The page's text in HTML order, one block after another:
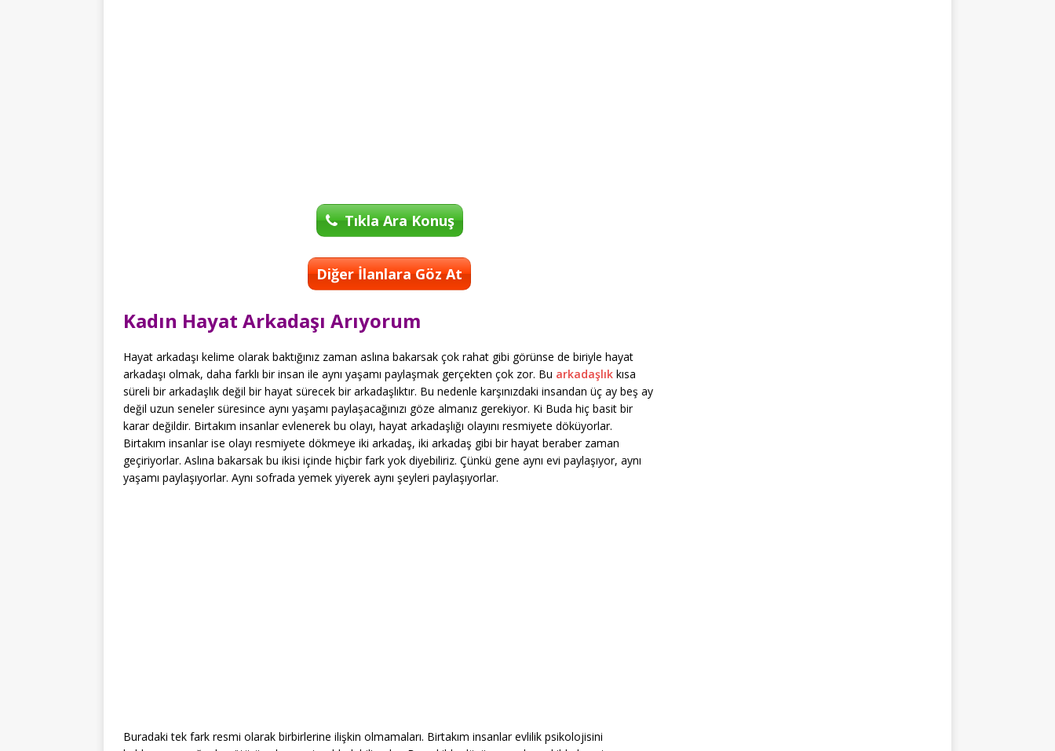
Tıkla Ara Konuş
Diğer İlanlara Göz At
Kadın Hayat Arkadaşı Arıyorum
Hayat arkadaşı kelime olarak baktığınız zaman aslına bakarsak çok rahat gibi görünse de biriyle hayat
arkadaşı olmak, daha farklı bir insan ile aynı yaşamı paylaşmak gerçekten çok zor. Bu arkadaşlık kısa
süreli bir arkadaşlık değil bir hayat sürecek bir arkadaşlıktır. Bu nedenle karşınızdaki insandan üç ay beş ay
değil uzun seneler süresince aynı yaşamı paylaşacağınızı göze almanız gerekiyor. Ki Buda hiç basit bir
karar değildir. Birtakım insanlar evlenerek bu olayı, hayat arkadaşlığı olayını resmiyete döküyorlar.
Birtakım insanlar ise olayı resmiyete dökmeye iki arkadaş, iki arkadaş gibi bir hayat beraber zaman
geçiriyorlar. Aslına bakarsak bu ikisi içinde hiçbir fark yok diyebiliriz. Çünkü gene aynı evi paylaşıyor, aynı
yaşamı paylaşıyorlar. Aynı sofrada yemek yiyerek aynı şeyleri paylaşıyorlar.
Buradaki tek fark resmi olarak birbirlerine ilişkin olmamaları. Birtakım insanlar evlilik psikolojisini